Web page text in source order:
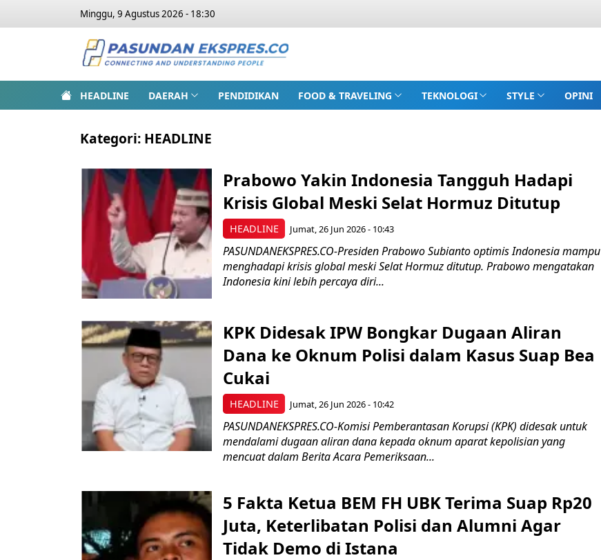
Minggu, 9 Agustus 2026 - 18:30
HEADLINE DAERAH PENDIDIKAN FOOD & TRAVELING TEKNOLOGI STYLE OPINI
Kategori: HEADLINE
HEADLINE
Prabowo Yakin Indonesia Tangguh Hadapi
Krisis Global Meski Selat Hormuz Ditutup
Jumat, 26 Jun 2026 - 10:43
PASUNDANEKSPRES.CO-Presiden Prabowo Subianto optimis Indonesia mampu
menghadapi krisis global meski Selat Hormuz ditutup. Prabowo mengatakan
Indonesia kini lebih percaya diri...
HEADLINE
KPK Didesak IPW Bongkar Dugaan Aliran
Dana ke Oknum Polisi dalam Kasus Suap Bea
Cukai
Jumat, 26 Jun 2026 - 10:42
PASUNDANEKSPRES.CO-Komisi Pemberantasan Korupsi (KPK) didesak untuk
mendalami dugaan aliran dana kepada oknum aparat kepolisian yang
mencuat dalam Berita Acara Pemeriksaan...
5 Fakta Ketua BEM FH UBK Terima Suap Rp20
Juta, Keterlibatan Polisi dan Alumni Agar
Tidak Demo di Istana